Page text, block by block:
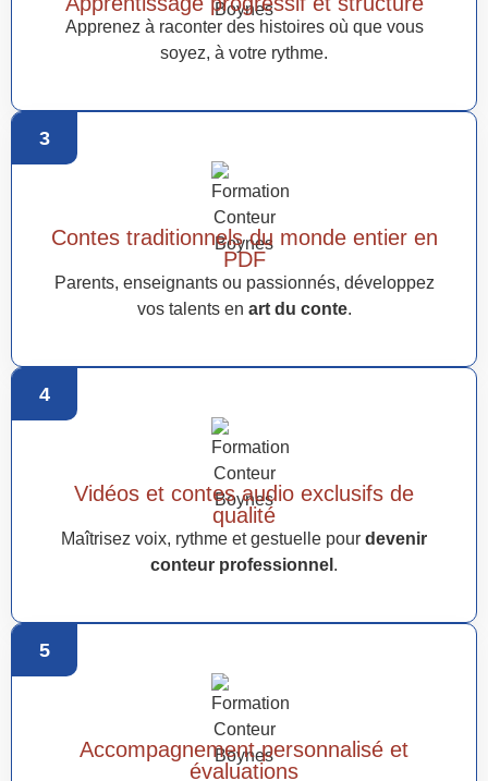
Apprenez à raconter des histoires où que vous
soyez, à votre rythme.
3
Contes traditionnels du monde entier en
PDF
Parents, enseignants ou passionnés, développez
vos talents en art du conte.
4
Vidéos et contes audio exclusifs de
qualité
Maîtrisez voix, rythme et gestuelle pour devenir
conteur professionnel .
5
Accompagnement personnalisé et
évaluations